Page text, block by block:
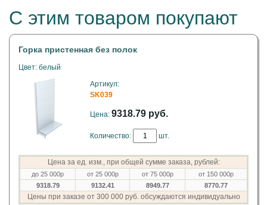
С этим товаром покупают
Горка пристенная без полок
Цвет: белый
Артикул:
SK039
Цена: 9318.79 руб.
Количество: шт.
Цена за ед. изм., при общей сумме заказа, рублей:
до 25 000р от 25 000р от 75 000р
от 150 000р
9318.79
9132.41 8949.77 8770.77
Цены при заказе от 300 000 руб. обсуждаются индивидуально